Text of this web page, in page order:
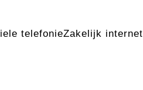
telefonieZakelijk internet